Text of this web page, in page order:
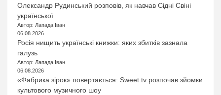
Олександр Рудинський розповів, як навчав Сідні Свіні
української
Автор: Лапада Іван
06.08.2026
Росія нищить українські книжки: яких збитків зазнала
галузь
Автор: Лапада Іван
06.08.2026
«Фабрика зірок» повертається: Sweet.tv розпочав зйомки
культового музичного шоу